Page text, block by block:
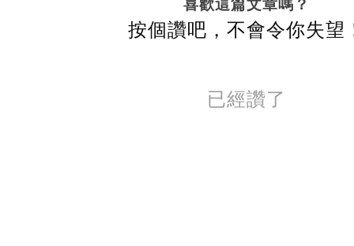
喜歡這篇文章嗎？
按個讚吧，不會令你失望
已經讚了